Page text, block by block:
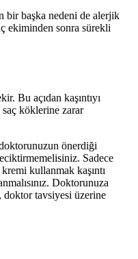
bir başka nedeni de alerjik
ekiminden sonra sürekli
Bu açıdan kaşıntıyı
saç köklerine zarar
doktorunuzun önerdiği
Sadece
kullanmak kaşıntı
Doktorunuza
doktor tavsiyesi üzerine